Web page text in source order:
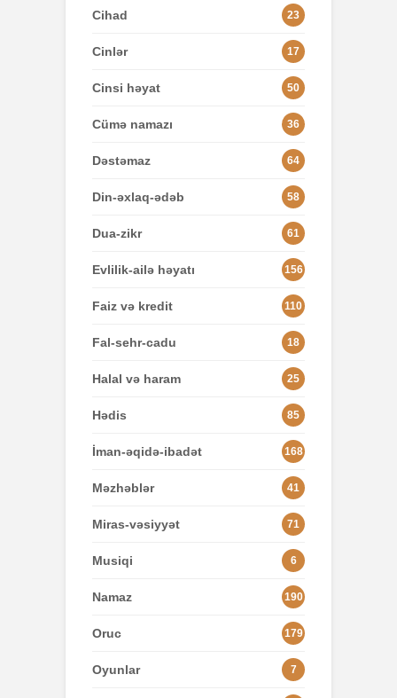
Cihad 23
Cinlər 17
Cinsi həyat 50
Cümə namazı 36
Dəstəmaz 64
Din-əxlaq-ədəb 58
Dua-zikr 61
Evlilik-ailə həyatı 156
Faiz və kredit 110
Fal-sehr-cadu 18
Halal və haram 25
Hədis 85
İman-əqidə-ibadət 168
Məzhəblər 41
Miras-vəsiyyət 71
Musiqi 6
Namaz 190
Oruc 179
Oyunlar 7